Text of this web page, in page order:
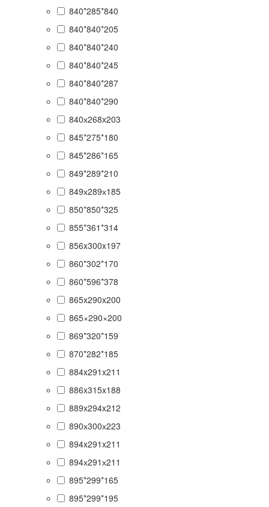
840*285*840
840*840*205
840*840*240
840*840*245
840*840*287
840*840*290
840х268x203
845*275*180
845*286*165
849*289*210
849х289х185
850*850*325
855*361*314
856x300x197
860*302*170
860*596*378
865x290x200
865×290×200
869*320*159
870*282*185
884x291x211
886x315x188
889x294x212
890х300х223
894x291x211
894х291х211
895*299*165
895*299*195